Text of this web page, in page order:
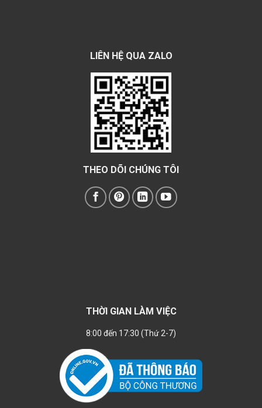
LIÊN HỆ QUA ZALO
THEO DÕI CHÚNG TÔI
THỜI GIAN LÀM VIỆC
8:00 đến 17:30 (Thứ 2-7)